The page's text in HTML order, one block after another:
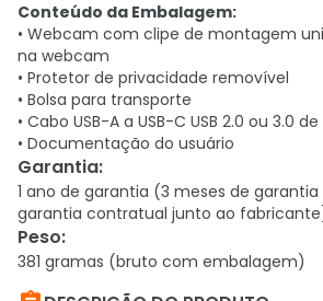
Conteúdo da Embalagem:
• Webcam com clipe de montagem
na webcam
• Protetor de privacidade removível
• Bolsa para transporte
• Cabo USB-A a USB-C USB 2.0 ou 3.0
• Documentação do usuário
Garantia:
1 ano de garantia (3 meses de
garantia contratual junto ao
Peso:
381 gramas (bruto com embalagem)